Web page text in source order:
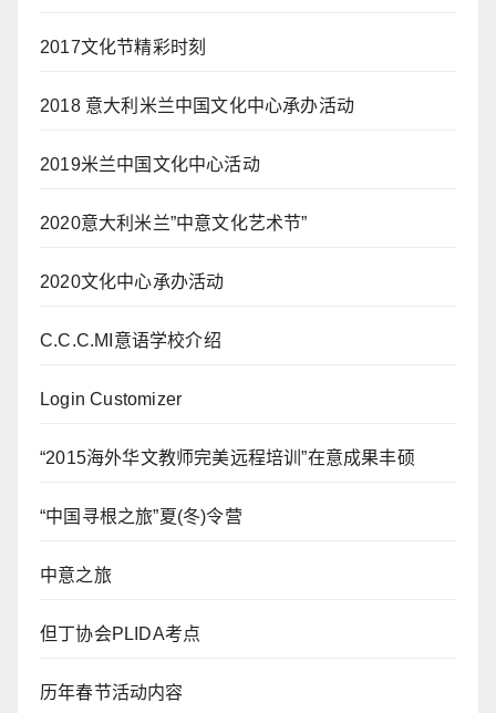
2017文化节精彩时刻
2018 意大利米兰中国文化中心承办活动
2019米兰中国文化中心活动
2020意大利米兰”中意文化艺术节”
2020文化中心承办活动
C.C.C.MI意语学校介绍
Login Customizer
“2015海外华文教师完美远程培训”在意成果丰硕
“中国寻根之旅”夏(冬)令营
中意之旅
但丁协会PLIDA考点
历年春节活动内容